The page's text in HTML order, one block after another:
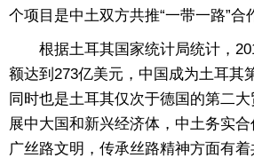
个项目是中土双方共推“一带一路”合
根据土耳其国家统计局统计，
额达到273亿美元，中国成为土耳其
同时也是土耳其仅次于德国的第二
展中大国和新兴经济体，中土务实
广丝路文明，传承丝路精神方面有着